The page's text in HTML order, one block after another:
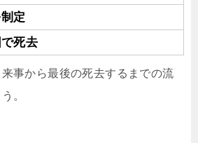
定
死去
事から最後の死去するまでの流
。